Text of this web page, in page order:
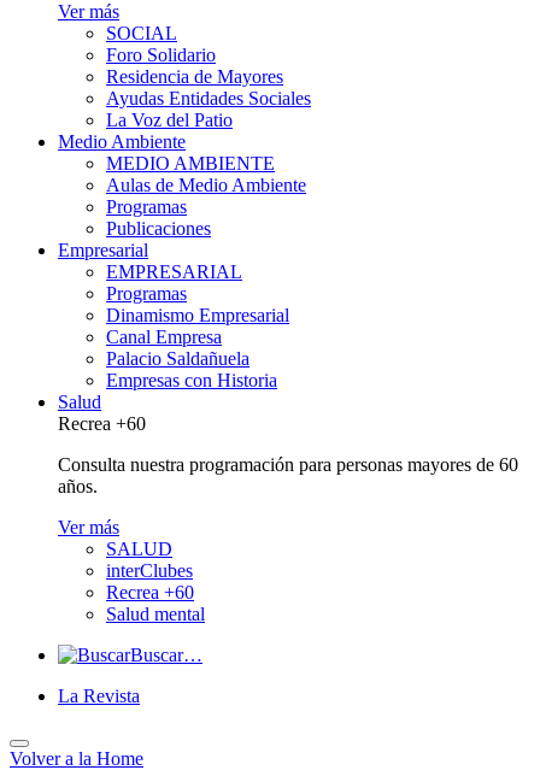
Ver más
SOCIAL
Foro Solidario
Residencia de Mayores
Ayudas Entidades Sociales
La Voz del Patio
Medio Ambiente
MEDIO AMBIENTE
Aulas de Medio Ambiente
Programas
Publicaciones
Empresarial
EMPRESARIAL
Programas
Dinamismo Empresarial
Canal Empresa
Palacio Saldañuela
Empresas con Historia
Salud
Recrea +60
Consulta nuestra programación para personas mayores de 60
años.
Ver más
SALUD
interClubes
Recrea +60
Salud mental
Buscar…
La Revista
Volver a la Home